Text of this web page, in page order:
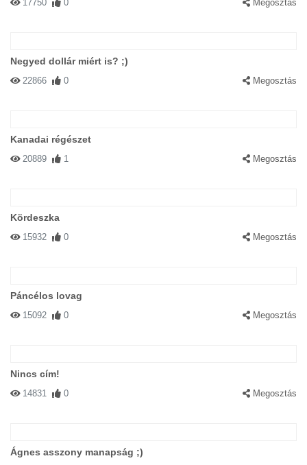
17750 0 Megosztás
Negyed dollár miért is? ;)
22866 0 Megosztás
Kanadai régészet
20889 1 Megosztás
Kördeszka
15932 0 Megosztás
Páncélos lovag
15092 0 Megosztás
Nincs cím!
14831 0 Megosztás
Ágnes asszony manapság ;)